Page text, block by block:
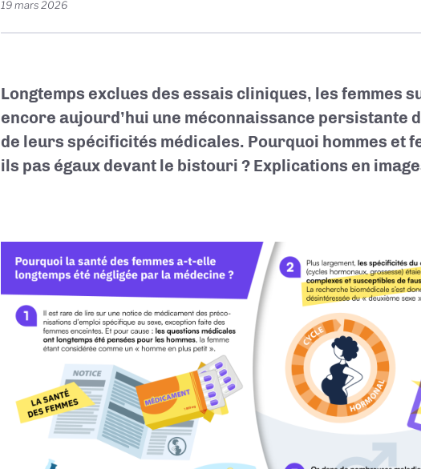
19 mars 2026
Longtemps exclues des essais cliniques, les femmes
encore aujourd’hui une méconnaissance persistante
de leurs spécificités médicales. Pourquoi hommes et
ils pas égaux devant le bistouri ? Explications en